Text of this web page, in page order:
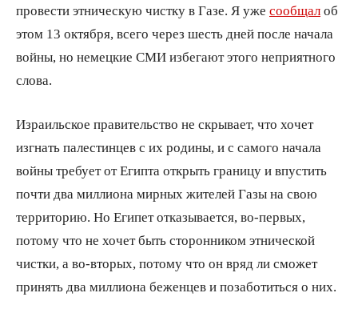
провести этническую чистку в Газе. Я уже сообщал об
этом 13 октября, всего через шесть дней после начала
войны, но немецкие СМИ избегают этого неприятного
слова.
Израильское правительство не скрывает, что хочет
изгнать палестинцев с их родины, и с самого начала
войны требует от Египта открыть границу и впустить
почти два миллиона мирных жителей Газы на свою
территорию. Но Египет отказывается, во-первых,
потому что не хочет быть сторонником этнической
чистки, а во-вторых, потому что он вряд ли сможет
принять два миллиона беженцев и позаботиться о них.